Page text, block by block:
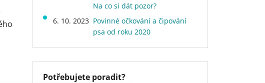
Na co si dát pozor?
6. 10. 2023 Povinné očkování a čipování
psa od roku 2020
Potřebujete poradit?